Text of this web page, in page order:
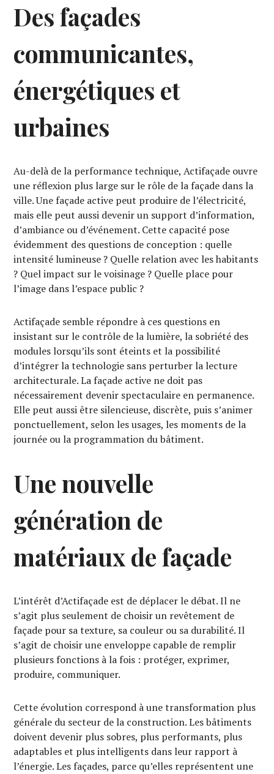
Des façades
communicantes,
énergétiques et
urbaines
Au-delà de la performance technique, Actifaçade ouvre
une réflexion plus large sur le rôle de la façade dans la
ville. Une façade active peut produire de l’électricité,
mais elle peut aussi devenir un support d’information,
d’ambiance ou d’événement. Cette capacité pose
évidemment des questions de conception : quelle
intensité lumineuse ? Quelle relation avec les habitants
? Quel impact sur le voisinage ? Quelle place pour
l’image dans l’espace public ?
Actifaçade semble répondre à ces questions en
insistant sur le contrôle de la lumière, la sobriété des
modules lorsqu’ils sont éteints et la possibilité
d’intégrer la technologie sans perturber la lecture
architecturale. La façade active ne doit pas
nécessairement devenir spectaculaire en permanence.
Elle peut aussi être silencieuse, discrète, puis s’animer
ponctuellement, selon les usages, les moments de la
journée ou la programmation du bâtiment.
Une nouvelle
génération de
matériaux de façade
L’intérêt d’Actifaçade est de déplacer le débat. Il ne
s’agit plus seulement de choisir un revêtement de
façade pour sa texture, sa couleur ou sa durabilité. Il
s’agit de choisir une enveloppe capable de remplir
plusieurs fonctions à la fois : protéger, exprimer,
produire, communiquer.
Cette évolution correspond à une transformation plus
générale du secteur de la construction. Les bâtiments
doivent devenir plus sobres, plus performants, plus
adaptables et plus intelligents dans leur rapport à
l’énergie. Les façades, parce qu’elles représentent une